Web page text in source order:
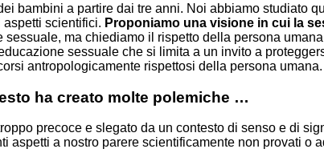
bambini a partire dai tre anni. Noi abbiamo studiato
scientifici. Proponiamo una visione in cui la
ma chiediamo il rispetto della persona
sessuale che si limita a un invito a
antropologicamente rispettosi della persona umana.
ha creato molte polemiche …
precoce e slegato da un contesto di senso e di
aspetti a nostro parere scientificamente non provati o